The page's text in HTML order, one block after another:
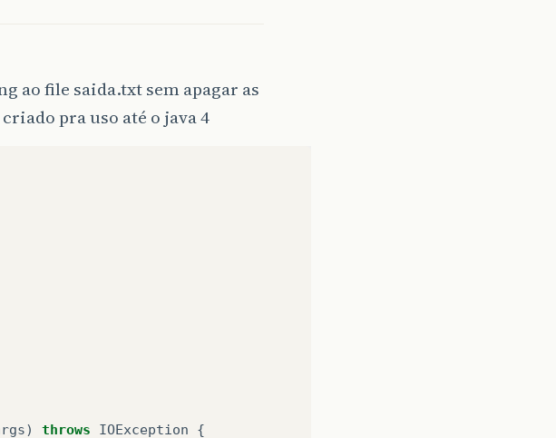
ao file saida.txt sem apagar as
pra uso até o java 4
) throws IOException
{